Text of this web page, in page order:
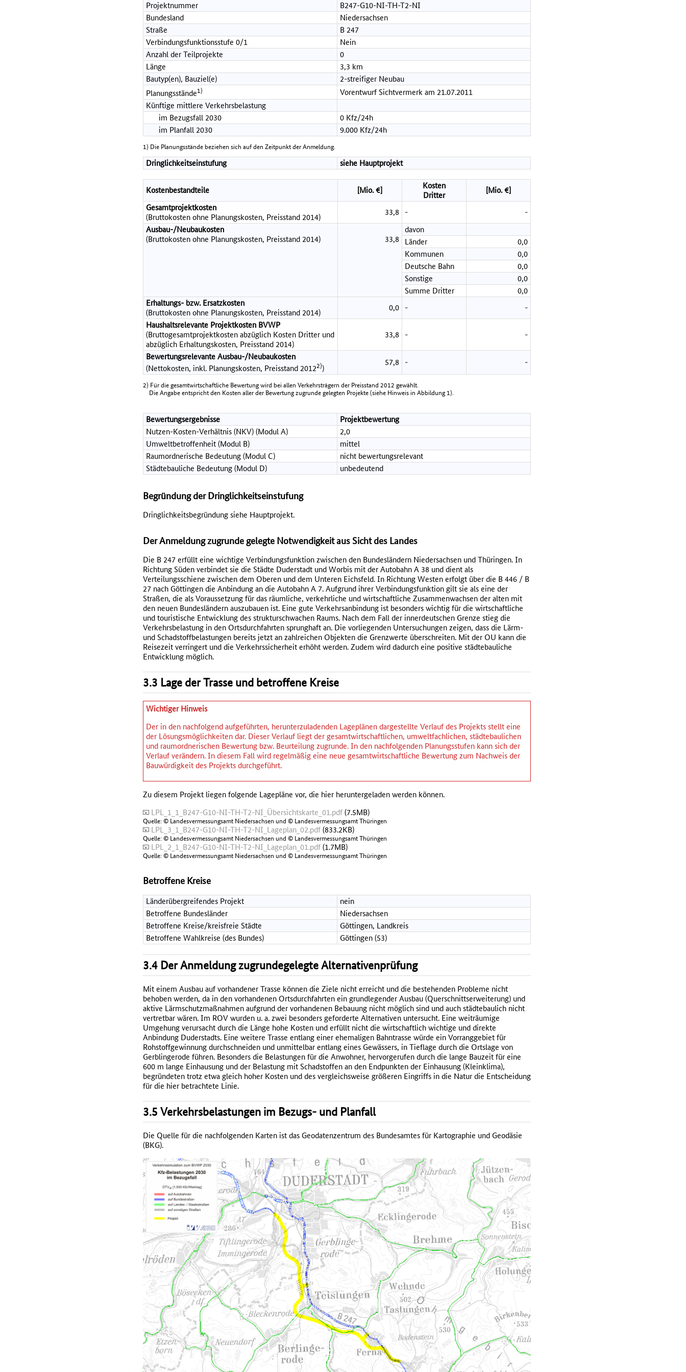
Projektnummer
B247-G10-NI-TH-T2-NI
Bundesland
Niedersachsen
Straße
B 247
Verbindungsfunktionsstufe 0/1
Nein
Anzahl der Teilprojekte
0
Länge
3,3 km
Bautyp(en), Bauziel(e)
2-streifiger Neubau
Planungsstände1)
Vorentwurf Sichtvermerk am 21.07.2011
Künftige mittlere Verkehrsbelastung
im Bezugsfall 2030
0 Kfz/24h
im Planfall 2030
9.000 Kfz/24h
1) Die Planungsstände beziehen sich auf den Zeitpunkt der Anmeldung.
Dringlichkeitseinstufung siehe Hauptprojekt
Kostenbestandteile [Mio. €]
Kosten
Dritter
[Mio. €]
Gesamtprojektkosten
(Bruttokosten ohne Planungskosten, Preisstand 2014)
33,8 -
-
Ausbau-/Neubaukosten
(Bruttokosten ohne Planungskosten, Preisstand 2014)
33,8
davon
Länder
0,0
Kommunen
0,0
Deutsche Bahn
0,0
Sonstige
0,0
Summe Dritter
0,0
Erhaltungs- bzw. Ersatzkosten
(Bruttokosten ohne Planungskosten, Preisstand 2014)
0,0 -
-
Haushaltsrelevante Projektkosten BVWP
(Bruttogesamtprojektkosten abzüglich Kosten Dritter und
abzüglich Erhaltungskosten, Preisstand 2014)
33,8 - -
Bewertungsrelevante Ausbau-/Neubaukosten
(Nettokosten, inkl. Planungskosten, Preisstand 20122))
57,8 - -
2) Für die gesamtwirtschaftliche Bewertung wird bei allen Verkehrsträgern der Preisstand 2012 gewählt.
Die Angabe entspricht den Kosten aller der Bewertung zugrunde gelegten Projekte (siehe Hinweis in Abbildung 1).
Bewertungsergebnisse
Projektbewertung
Nutzen-Kosten-Verhältnis (NKV) (Modul A)
2,0
Umweltbetroffenheit (Modul B)
mittel
Raumordnerische Bedeutung (Modul C)
nicht bewertungsrelevant
Städtebauliche Bedeutung (Modul D)
unbedeutend
Begründung der Dringlichkeitseinstufung
Dringlichkeitsbegründung siehe Hauptprojekt.
Der Anmeldung zugrunde gelegte Notwendigkeit aus Sicht des Landes
Die B 247 erfüllt eine wichtige Verbindungsfunktion zwischen den Bundesländern Niedersachsen und Thüringen. In
Richtung Süden verbindet sie die Städte Duderstadt und Worbis mit der Autobahn A 38 und dient als
Verteilungsschiene zwischen dem Oberen und dem Unteren Eichsfeld. In Richtung Westen erfolgt über die B 446 / B
27 nach Göttingen die Anbindung an die Autobahn A 7. Aufgrund ihrer Verbindungsfunktion gilt sie als eine der
Straßen, die als Voraussetzung für das räumliche, verkehrliche und wirtschaftliche Zusammenwachsen der alten mit
den neuen Bundesländern auszubauen ist. Eine gute Verkehrsanbindung ist besonders wichtig für die wirtschaftliche
und touristische Entwicklung des strukturschwachen Raums. Nach dem Fall der innerdeutschen Grenze stieg die
Verkehrsbelastung in den Ortsdurchfahrten sprunghaft an. Die vorliegenden Untersuchungen zeigen, dass die Lärm-
und Schadstoffbelastungen bereits jetzt an zahlreichen Objekten die Grenzwerte überschreiten. Mit der OU kann die
Reisezeit verringert und die Verkehrssicherheit erhöht werden. Zudem wird dadurch eine positive städtebauliche
Entwicklung möglich.
3.3 Lage der Trasse und betroffene Kreise
Wichtiger Hinweis
Der in den nachfolgend aufgeführten, herunterzuladenden Lageplänen dargestellte Verlauf des Projekts stellt eine
der Lösungsmöglichkeiten dar. Dieser Verlauf liegt der gesamtwirtschaftlichen, umweltfachlichen, städtebaulichen
und raumordnerischen Bewertung bzw. Beurteilung zugrunde. In den nachfolgenden Planungsstufen kann sich der
Verlauf verändern. In diesem Fall wird regelmäßig eine neue gesamtwirtschaftliche Bewertung zum Nachweis der
Bauwürdigkeit des Projekts durchgeführt.
Zu diesem Projekt liegen folgende Lagepläne vor, die hier heruntergeladen werden können.
LPL_1_1_B247-G10-NI-TH-T2-NI_Übersichtskarte_01.pdf (7.5MB)
Quelle: © Landesvermessungsamt Niedersachsen und © Landesvermessungsamt Thüringen
LPL_3_1_B247-G10-NI-TH-T2-NI_Lageplan_02.pdf (833.2KB)
Quelle: © Landesvermessungsamt Niedersachsen und © Landesvermessungsamt Thüringen
LPL_2_1_B247-G10-NI-TH-T2-NI_Lageplan_01.pdf (1.7MB)
Quelle: © Landesvermessungsamt Niedersachsen und © Landesvermessungsamt Thüringen
Betroffene Kreise
Länderübergreifendes Projekt
nein
Betroffene Bundesländer
Niedersachsen
Betroffene Kreise/kreisfreie Städte
Göttingen, Landkreis
Betroffene Wahlkreise (des Bundes)
Göttingen (53)
3.4 Der Anmeldung zugrundegelegte Alternativenprüfung
Mit einem Ausbau auf vorhandener Trasse können die Ziele nicht erreicht und die bestehenden Probleme nicht
behoben werden, da in den vorhandenen Ortsdurchfahrten ein grundlegender Ausbau (Querschnittserweiterung) und
aktive Lärmschutzmaßnahmen aufgrund der vorhandenen Bebauung nicht möglich sind und auch städtebaulich nicht
vertretbar wären. Im ROV wurden u. a. zwei besonders geforderte Alternativen untersucht. Eine weiträumige
Umgehung verursacht durch die Länge hohe Kosten und erfüllt nicht die wirtschaftlich wichtige und direkte
Anbindung Duderstadts. Eine weitere Trasse entlang einer ehemaligen Bahntrasse würde ein Vorranggebiet für
Rohstoffgewinnung durchschneiden und unmittelbar entlang eines Gewässers, in Tieflage durch die Ortslage von
Gerblingerode führen. Besonders die Belastungen für die Anwohner, hervorgerufen durch die lange Bauzeit für eine
600 m lange Einhausung und der Belastung mit Schadstoffen an den Endpunkten der Einhausung (Kleinklima),
begründeten trotz etwa gleich hoher Kosten und des vergleichsweise größeren Eingriffs in die Natur die Entscheidung
für die hier betrachtete Linie.
3.5 Verkehrsbelastungen im Bezugs- und Planfall
Die Quelle für die nachfolgenden Karten ist das Geodatenzentrum des Bundesamtes für Kartographie und Geodäsie
(BKG).